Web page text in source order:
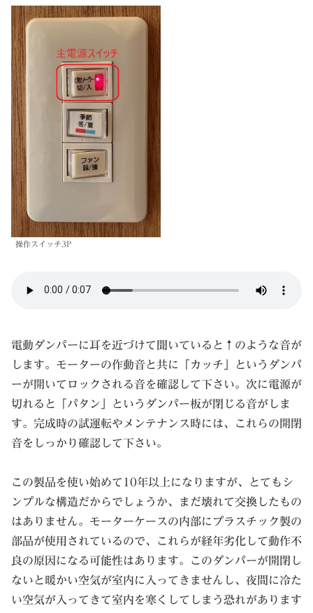
操作スイッチ3P
電動ダンパーに耳を近づけて聞いていると↑のような音が
します。モーターの作動音と共に「カッチ」というダンパ
ーが開いてロックされる音を確認して下さい。次に電源が
切れると「パタン」というダンパー板が閉じる音がしま
す。完成時の試運転やメンテナンス時には、これらの開閉
音をしっかり確認して下さい。
この製品を使い始めて10年以上になりますが、とてもシ
ンプルな構造だからでしょうか、まだ壊れて交換したもの
はありません。モーターケースの内部にプラスチック製の
部品が使用されているので、これらが経年劣化して動作不
良の原因になる可能性はあります。このダンパーが開閉し
ないと暖かい空気が室内に入ってきませんし、夜間に冷た
い空気が入ってきて室内を寒くしてしまう恐れがあります